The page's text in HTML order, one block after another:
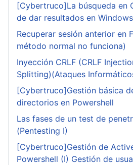
[Cybertruco]La búsqueda en
de dar resultados en Windows
Recuperar sesión anterior en
método normal no funciona)
Inyección CRLF (CRLF
Splitting)(Ataques
[Cybertruco]Gestión básica
directorios en Powershell
Las fases de un test de
(Pentesting I)
[Cybertruco]Gestión de
Powershell (I) Gestión de